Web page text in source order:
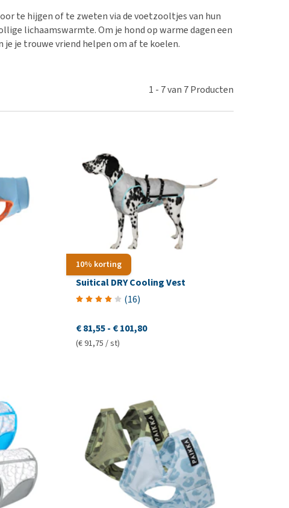
Ouderdom en dementie
Overgewicht en conditie
Help! Mijn hond plast in
huis. Wat nu?
te hijgen of te zweten via de voetzooltjes van hun
lichaamswarmte. Om je hond op warme dagen een
je je trouwe vriend helpen om af te koelen.
1 - 7van 7Producten
10% korting
Suitical DRY Cooling Vest
(16)
€ 81,55- € 101,80
(€ 91,75 / st)